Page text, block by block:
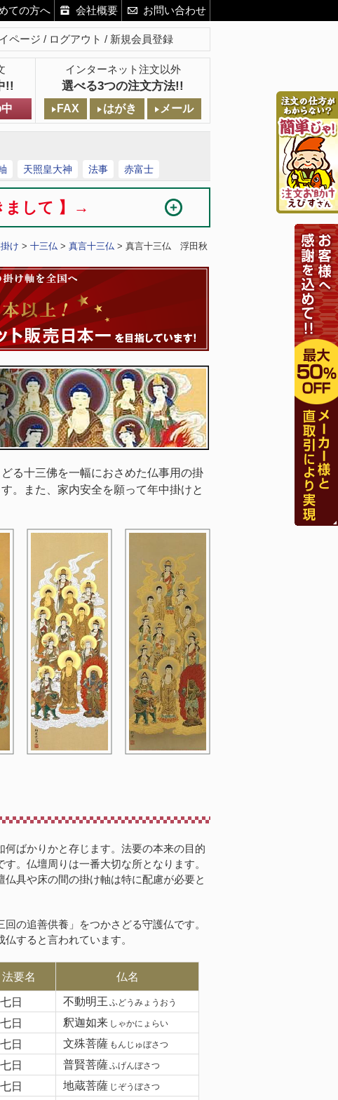
ての方へ 会社概要 お問い合わせ
ページ ログアウト 新規会員登録
!!
インターネット注文以外
選べる3つの注文方法!!
FAX はがき メール
天照皇大神 法事 赤富士
まして 】→
け > 十三仏 > 真言十三仏 > 真言十三仏 浮田秋
る十三佛を一幅におさめた仏事用の掛
。また、家内安全を願って年中掛けと
ばかりかと存じます。法要の本来の目的
。仏壇周りは一番大切な所となります。
具や床の間の掛け軸は特に配慮が必要と
の追善供養」をつかさどる守護仏です。
すると言われています。
法要名
仏名
日
不動明王 ふどうみょうおう
日 釈迦如来 しゃかにょらい
日 文殊菩薩 もんじゅぼさつ
日 普賢菩薩ふげんぼさつ
日 地蔵菩薩 じぞうぼさつ